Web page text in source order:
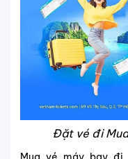
Đặt vé đi